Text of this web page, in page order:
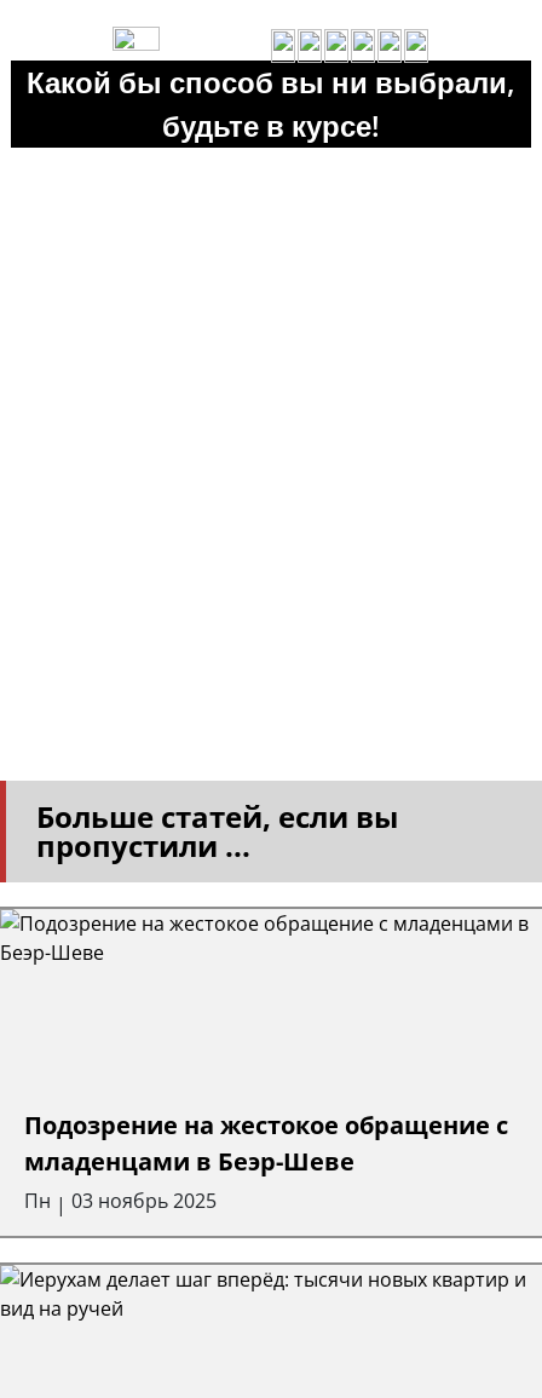
Какой бы способ вы ни выбрали,
будьте в курсе!
Больше статей, если вы
пропустили ...
Подозрение на жестокое обращение с
младенцами в Беэр-Шеве
Пн | 03 ноябрь 2025